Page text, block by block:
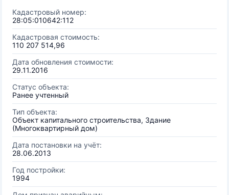
Кадастровый номер:
28:05:010642:112
Кадастровая стоимость:
110 207 514,96
Дата обновления стоимости:
29.11.2016
Статус объекта:
Ранее учтенный
Тип объекта:
Объект капитального строительства, Здание
(Многоквартирный дом)
Дата постановки на учёт:
28.06.2013
Год постройки:
1994